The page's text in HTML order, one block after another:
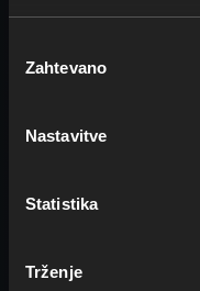
soglasja
Zahtevano
Nastavitve
Statistika
Trženje
(branilci,
zvestobo.